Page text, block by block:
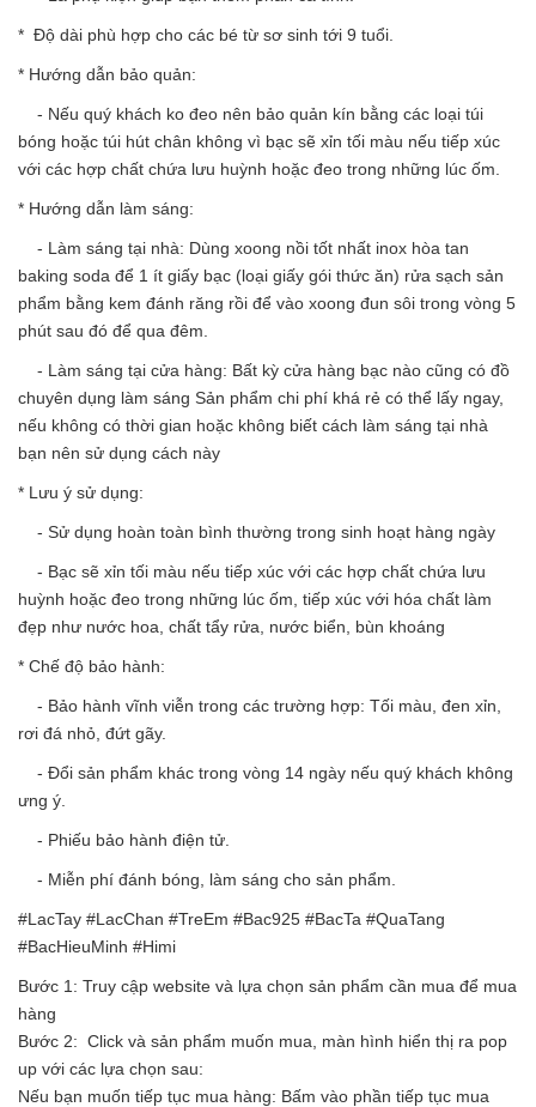
* Độ dài phù hợp cho các bé từ sơ sinh tới 9 tuổi.
* Hướng dẫn bảo quản:
- Nếu quý khách ko đeo nên bảo quản kín bằng các loại túi
bóng hoặc túi hút chân không vì bạc sẽ xỉn tối màu nếu tiếp xúc
với các hợp chất chứa lưu huỳnh hoặc đeo trong những lúc ốm.
* Hướng dẫn làm sáng:
- Làm sáng tại nhà: Dùng xoong nồi tốt nhất inox hòa tan
baking soda để 1 ít giấy bạc (loại giấy gói thức ăn) rửa sạch sản
phẩm bằng kem đánh răng rồi để vào xoong đun sôi trong vòng 5
phút sau đó để qua đêm.
- Làm sáng tại cửa hàng: Bất kỳ cửa hàng bạc nào cũng có đồ
chuyên dụng làm sáng Sản phẩm chi phí khá rẻ có thể lấy ngay,
nếu không có thời gian hoặc không biết cách làm sáng tại nhà
bạn nên sử dụng cách này
* Lưu ý sử dụng:
- Sử dụng hoàn toàn bình thường trong sinh hoạt hàng ngày
- Bạc sẽ xỉn tối màu nếu tiếp xúc với các hợp chất chứa lưu
huỳnh hoặc đeo trong những lúc ốm, tiếp xúc với hóa chất làm
đẹp như nước hoa, chất tẩy rửa, nước biển, bùn khoáng
* Chế độ bảo hành:
- Bảo hành vĩnh viễn trong các trường hợp: Tối màu, đen xỉn,
rơi đá nhỏ, đứt gãy.
- Đổi sản phẩm khác trong vòng 14 ngày nếu quý khách không
ưng ý.
- Phiếu bảo hành điện tử.
- Miễn phí đánh bóng, làm sáng cho sản phẩm.
#LacTay #LacChan #TreEm #Bac925 #BacTa #QuaTang
#BacHieuMinh #Himi
Bước 1: Truy cập website và lựa chọn sản phẩm cần mua để mua
hàng
Bước 2: Click và sản phẩm muốn mua, màn hình hiển thị ra pop
up với các lựa chọn sau:
Nếu bạn muốn tiếp tục mua hàng: Bấm vào phần tiếp tục mua